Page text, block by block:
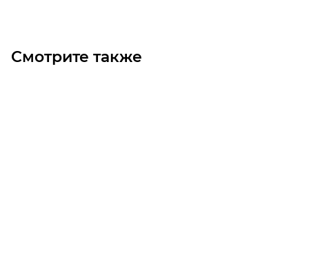
Смотрите также